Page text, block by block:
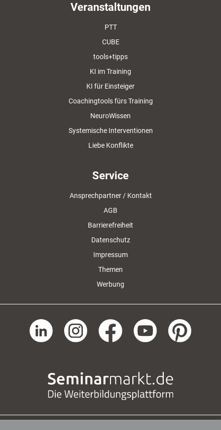
Veranstaltungen
PTT
CUBE
tools+tipps
KI im Training
KI für Einsteiger
Coachingtools fürs Training
NeuroWissen
Systemische Interventionen
Liebe Konflikte
Service
Ansprechpartner / Kontakt
AGB
Barrierefreiheit
Datenschutz
Impressum
Themen
Werbung